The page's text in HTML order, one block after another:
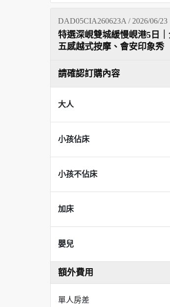
DAD05CIA260623A / 2026/06/23
特選深峴雙城緩慢峴港5日
五感越式按摩、會安印象秀
請確認訂購內容
大人
小孩佔床
小孩不佔床
加床
嬰兒
額外費用
單人房差